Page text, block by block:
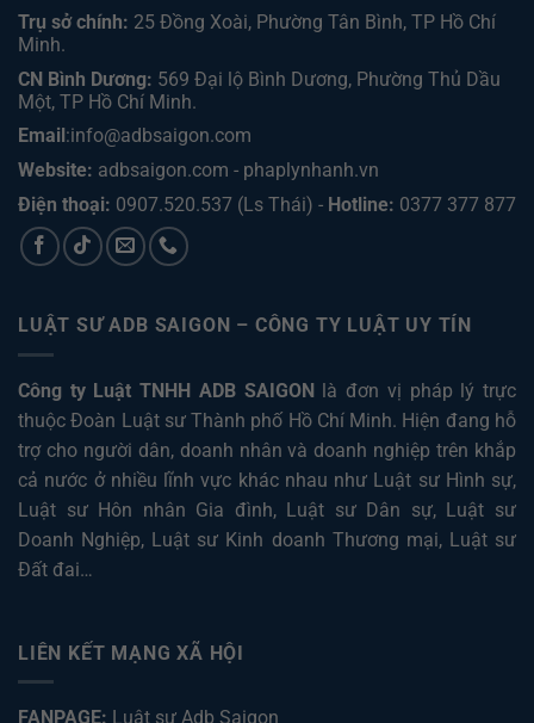
Trụ sở chính: 25 Đồng Xoài, Phường Tân Bình, TP Hồ Chí
Minh.
CN Bình Dương: 569 Đại lộ Bình Dương, Phường Thủ Dầu
Một, TP Hồ Chí Minh.
Email :info@adbsaigon.com
Website: adbsaigon.com - phaplynhanh.vn
Điện thoại: 0907.520.537 (Ls Thái) - Hotline: 0377 377 877
LUẬT SƯ ADB SAIGON – CÔNG TY LUẬT UY TÍN
Công ty Luật TNHH ADB SAIGONlà đơn vị pháp lý trực
thuộc Đoàn Luật sư Thành phố Hồ Chí Minh. Hiện đang hỗ
trợ cho người dân, doanh nhân và doanh nghiệp trên khắp
cả nước ở nhiều lĩnh vực khác nhau như Luật sư Hình sự,
Luật sư Hôn nhân Gia đình, Luật sư Dân sự, Luật sư
Doanh Nghiệp, Luật sư Kinh doanh Thương mại, Luật sư
Đất đai…
LIÊN KẾT MẠNG XÃ HỘI
FANPAGE: Luật sư Adb Saigon